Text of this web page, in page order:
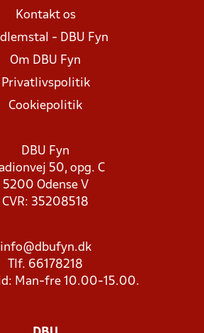
Kontakt os
- DBU Fyn
Om DBU Fyn
Privatlivspolitik
Cookiepolitik
DBU Fyn
50, opg. C
5200 Odense V
CVR: 35208518
info@dbufyn.dk
Tlf. 66178218
Man-fre 10.00-15.00.